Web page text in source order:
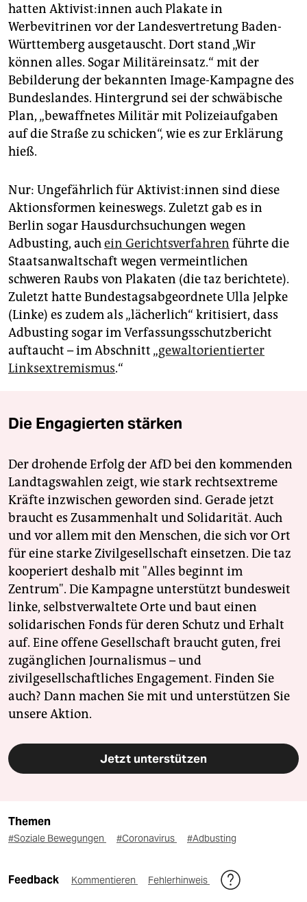
hatten Aktivist:innen auch Plakate in
Werbevitrinen vor der Landesvertretung Baden-
Württemberg ausgetauscht. Dort stand „Wir
können alles. Sogar Militäreinsatz.“ mit der
Bebilderung der bekannten Image-Kampagne des
Bundeslandes. Hintergrund sei der schwäbische
Plan, „bewaffnetes Militär mit Polizeiaufgaben
auf die Straße zu schicken“, wie es zur Erklärung
hieß.
Nur: Ungefährlich für Aktivist:innen sind diese
Aktionsformen keineswegs. Zuletzt gab es in
Berlin sogar Hausdurchsuchungen wegen
Adbusting, auchein Gerichtsverfahren führte die
Staatsanwaltschaft wegen vermeintlichen
schweren Raubs von Plakaten (die taz berichtete).
Zuletzt hatte Bundestagsabgeordnete Ulla Jelpke
(Linke) es zudem als „lächerlich“ kritisiert, dass
Adbusting sogar im Verfassungsschutzbericht
auftaucht – im Abschnitt „gewaltorientierter
Linksextremismus.“
Die Engagierten stärken
Der drohende Erfolg der AfD bei den kommenden
Landtagswahlen zeigt, wie stark rechtsextreme
Kräfte inzwischen geworden sind. Gerade jetzt
braucht es Zusammenhalt und Solidarität. Auch
und vor allem mit den Menschen, die sich vor Ort
für eine starke Zivilgesellschaft einsetzen. Die taz
kooperiert deshalb mit "Alles beginnt im
Zentrum". Die Kampagne unterstützt bundesweit
linke, selbstverwaltete Orte und baut einen
solidarischen Fonds für deren Schutz und Erhalt
auf. Eine offene Gesellschaft braucht guten, frei
zugänglichen Journalismus – und
zivilgesellschaftliches Engagement. Finden Sie
auch? Dann machen Sie mit und unterstützen Sie
unsere Aktion.
Jetzt unterstützen
Themen
#Soziale Bewegungen #Coronavirus #Adbusting
Feedback Kommentieren Fehlerhinweis